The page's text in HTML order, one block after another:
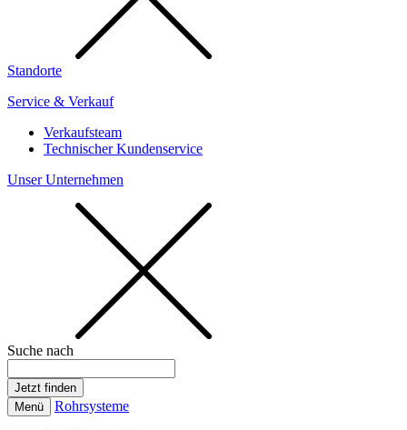
Standorte
Service & Verkauf
Verkaufsteam
Technischer Kundenservice
Unser Unternehmen
Suche nach
Menü Rohrsysteme